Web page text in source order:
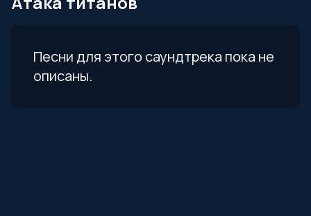
Песни для этого саундтрека пока не
описаны.